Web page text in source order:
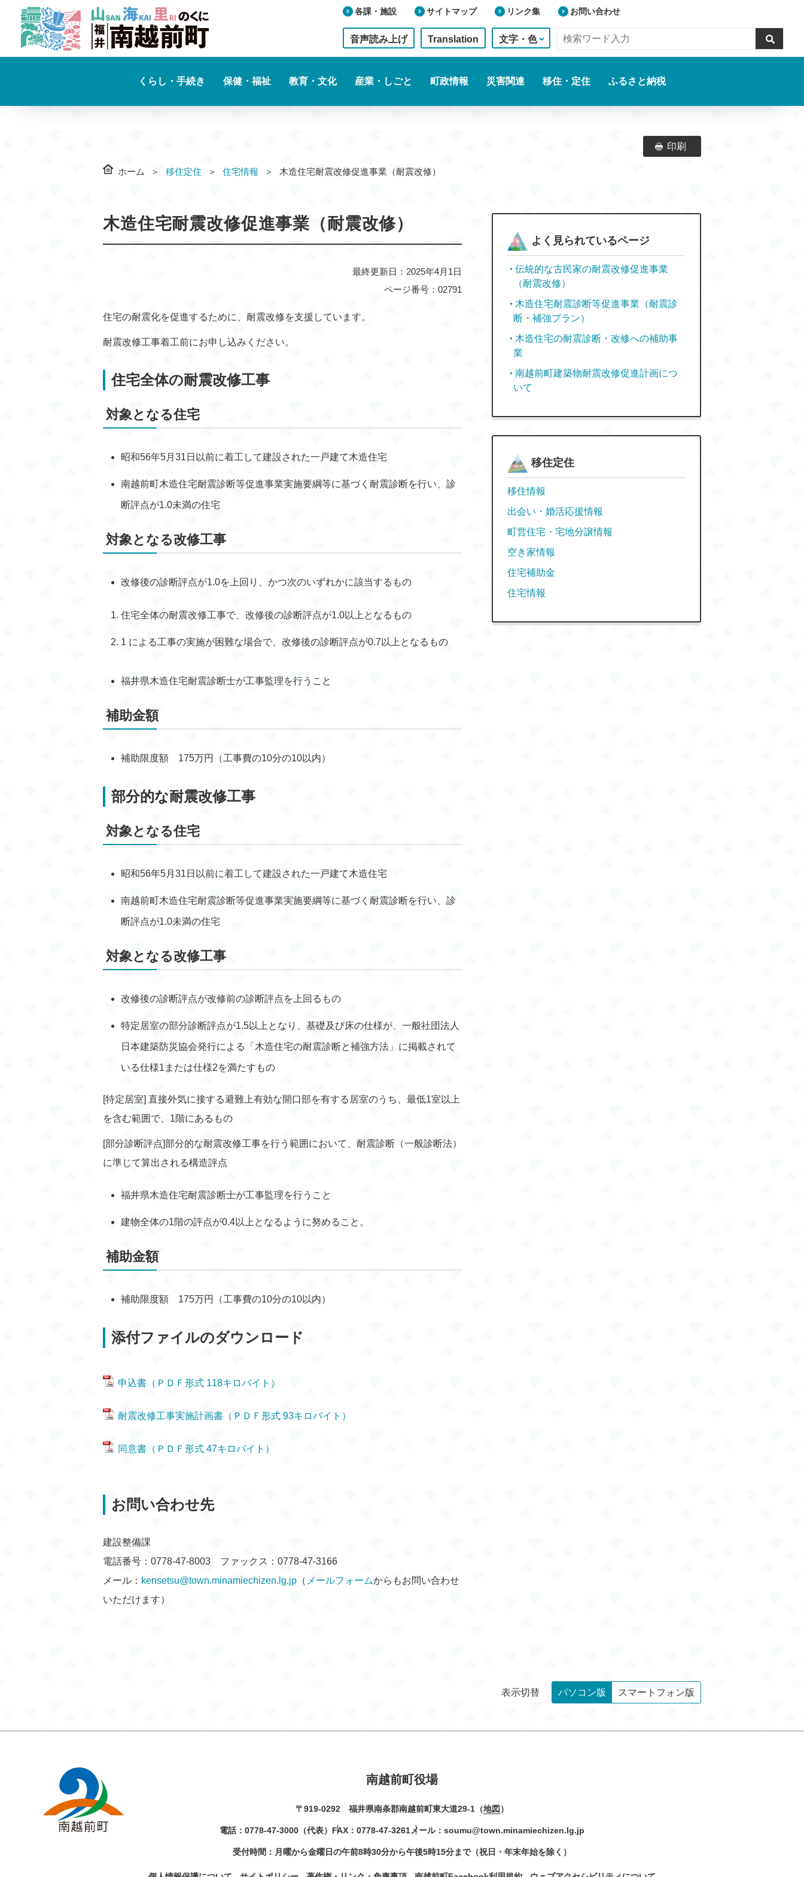
各課・施設 サイトマップ リンク集 お問い合わせ
音声読み上げ Translation 文字・色
くらし・手続き 保健・福祉 教育・文化 産業・しごと 町政情報 災害関連 移住・定住 ふるさと納税
ホーム 移住定住 住宅情報 木造住宅耐震改修促進事業（耐震改修）
印刷
木造住宅耐震改修促進事業（耐震改修）
最終更新日：2025年4月1日
ページ番号：02791
住宅の耐震化を促進するために、耐震改修を支援しています。
耐震改修工事着工前にお申し込みください。
住宅全体の耐震改修工事
対象となる住宅
昭和56年5月31日以前に着工して建設された一戸建て木造住宅
南越前町木造住宅耐震診断等促進事業実施要綱等に基づく耐震診断を行い、診
断評点が1.0未満の住宅
対象となる改修工事
改修後の診断評点が1.0を上回り、かつ次のいずれかに該当するもの
住宅全体の耐震改修工事で、改修後の診断評点が1.0以上となるもの
1 による工事の実施が困難な場合で、改修後の診断評点が0.7以上となるもの
福井県木造住宅耐震診断士が工事監理を行うこと
補助金額
補助限度額 175万円（工事費の10分の10以内）
部分的な耐震改修工事
対象となる住宅
昭和56年5月31日以前に着工して建設された一戸建て木造住宅
南越前町木造住宅耐震診断等促進事業実施要綱等に基づく耐震診断を行い、診
断評点が1.0未満の住宅
対象となる改修工事
改修後の診断評点が改修前の診断評点を上回るもの
特定居室の部分診断評点が1.5以上となり、基礎及び床の仕様が、一般社団法人
日本建築防災協会発行による「木造住宅の耐震診断と補強方法」に掲載されて
いる仕様1または仕様2を満たすもの
[特定居室] 直接外気に接する避難上有効な開口部を有する居室のうち、最低1室以上
を含む範囲で、1階にあるもの
[部分診断評点]部分的な耐震改修工事を行う範囲において、耐震診断（一般診断法）
に準じて算出される構造評点
福井県木造住宅耐震診断士が工事監理を行うこと
建物全体の1階の評点が0.4以上となるように努めること。
補助金額
補助限度額 175万円（工事費の10分の10以内）
添付ファイルのダウンロード
申込書（ＰＤＦ形式 118キロバイト）
耐震改修工事実施計画書（ＰＤＦ形式 93キロバイト）
同意書（ＰＤＦ形式 47キロバイト）
お問い合わせ先
建設整備課
電話番号：0778-47-8003 ファックス：0778-47-3166
メール： kensetsu@town.minamiechizen.lg.jp （ メールフォームからもお問い合わせ
いただけます）
よく見られているページ
伝統的な古民家の耐震改修促進事業
（耐震改修）
木造住宅耐震診断等促進事業（耐震診
断・補強プラン）
木造住宅の耐震診断・改修への補助事
業
南越前町建築物耐震改修促進計画につ
いて
移住定住
移住情報
出会い・婚活応援情報
町営住宅・宅地分譲情報
空き家情報
住宅補助金
住宅情報
表示切替 パソコン版 スマートフォン版
南越前町役場
〒919-0292 福井県南条郡南越前町東大道29-1（地図 ）
電話： 0778-47-3000 （代表） FAX：0778-47-3261メール： soumu@town.minamiechizen.lg.jp
受付時間：月曜から金曜日の午前8時30分から午後5時15分まで（祝日・年末年始を除く）